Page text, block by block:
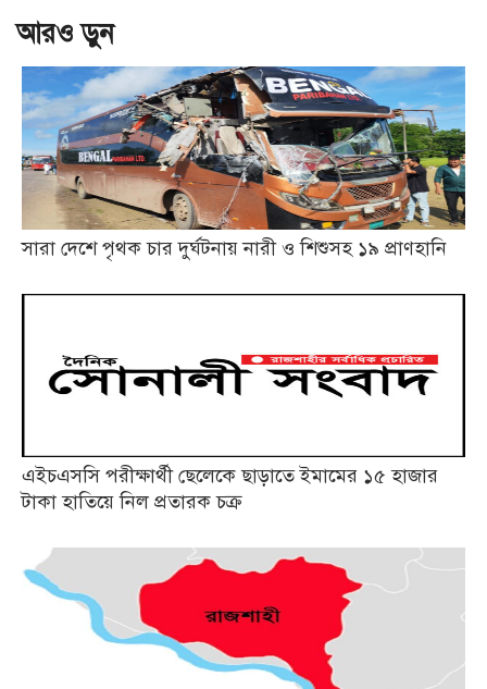
আরও ড়ুন
সারা দেশে পৃথক চার দুর্ঘটনায় নারী ও শিশুসহ ১৯ প্রাণহানি
এইচএসসি পরীক্ষার্থী ছেলেকে ছাড়াতে ইমামের ১৫ হাজার
টাকা হাতিয়ে নিল প্রতারক চক্র